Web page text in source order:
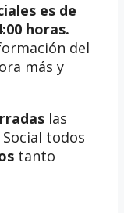
es de
horas.
del
más y
las
todos
tanto